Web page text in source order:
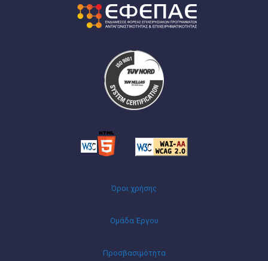
Όροι χρήσης
Ομάδα Έργου
Προσβασιμότητα